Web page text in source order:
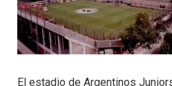
El estadio de Argentinos